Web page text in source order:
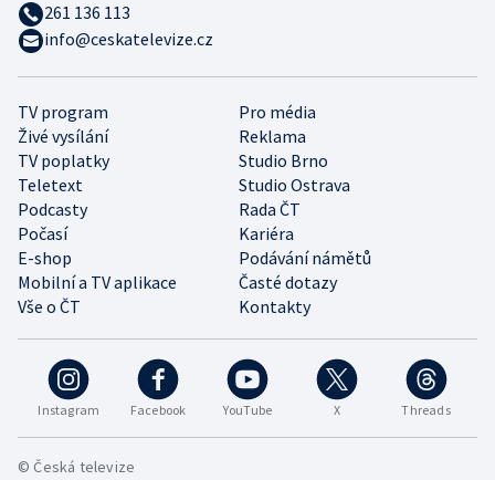
Instagram Facebook YouTube X Threads
TV program
Pro média
Živé vysílání
Reklama
TV poplatky
Studio Brno
Teletext
Studio Ostrava
Podcasty
Rada ČT
Počasí
Kariéra
E-shop
Podávání námětů
Mobilní a TV aplikace
Časté dotazy
Vše o ČT
Kontakty
261 136 113
info@ceskatelevize.cz
© Česká televize